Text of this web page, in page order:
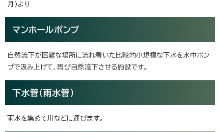
月)より
マンホールポンプ
自然流下が困難な場所に流れ着いた比較的小規模な下水を水中ポン
プで汲み上げて、再び自然流下させる施設です。
下水管（雨水管）
雨水を集めて川などに運びます。